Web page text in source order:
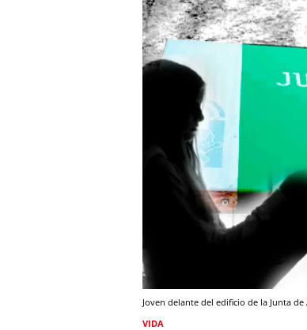
Joven delante del edificio de la Junta de
VIDA